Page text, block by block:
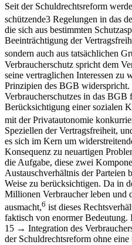
Seit der Schuldrechtsreform
schützende3 Regelungen in das
die sich aus bestimmten
Beeinträchtigung der
sondern auch aus tatsächlichen
Verbraucherschutz spricht dem
seine vertraglichen Interessen zu
Prinzipien des BGB widerspricht.
Verbraucherschutzes in das BGB
Berücksichtigung einer sozialen
mit der Privatautonomie
Speziellen der Vertragsfreiheit,
es sich im Kern um
Konsequenz zu neuartigen
die Aufgabe, diese zwei
Austauschverhältnis der Parteien
Weise zu berücksichtigen. Da in
Millionen Verbraucher leben und
ausmacht,6 ist dieses
faktisch von enormer Bedeutung.
15 → Integration des
der Schuldrechtsreform ohne eine